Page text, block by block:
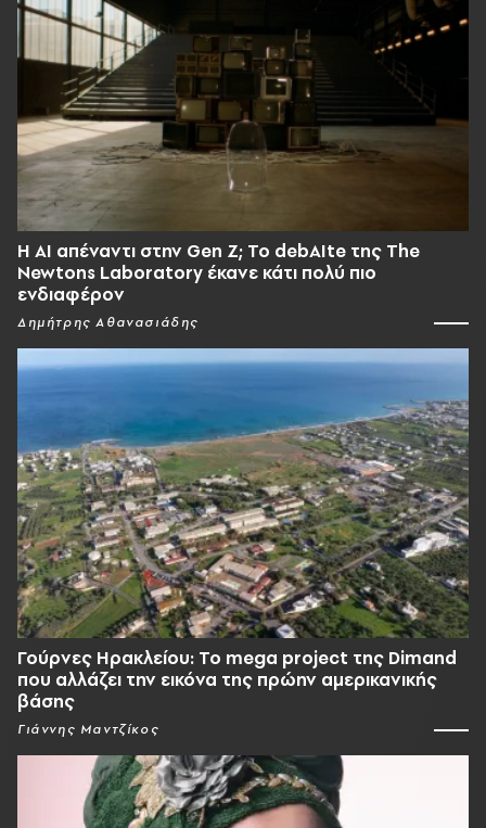
Η AI απέναντι στην Gen Z; Το debAIte της The
Newtons Laboratory έκανε κάτι πολύ πιο
ενδιαφέρον
Δημήτρης Αθανασιάδης
Γούρνες Ηρακλείου: To mega project της Dimand
που αλλάζει την εικόνα της πρώην αμερικανικής
βάσης
Γιάννης Μαντζίκος